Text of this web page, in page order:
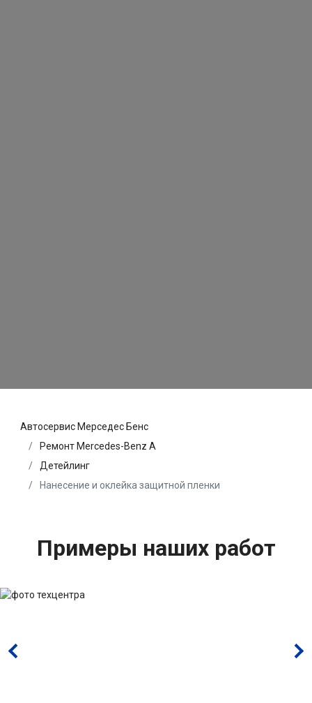
Автосервис Мерседес Бенс
Ремонт Mercedes-Benz A
Детейлинг
Нанесение и оклейка защитной пленки
Примеры наших работ